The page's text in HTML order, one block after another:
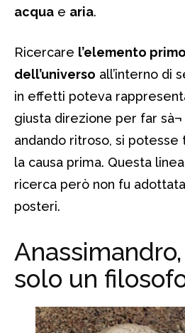
acqua e aria.
Ricercare l’elemento
dell’universo all’interno di
in effetti poteva
giusta direzione per far sà¬
andando ritroso, si potesse
la causa prima. Questa
ricerca però non fu
posteri.
solo un